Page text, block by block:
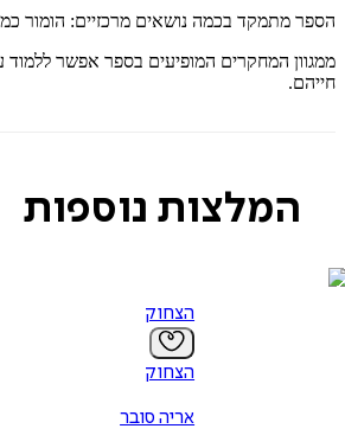
הספר מתמקד בכמה נושאים מרכזיים: הומור
ממגוון המחקרים המופיעים בספר אפשר
חייהם.
המלצות נוספות
הצחוק
הצחוק
אריה סובר